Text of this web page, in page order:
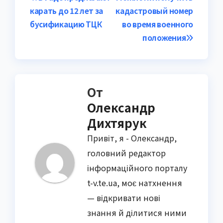
по
кадастровый номер
во время военного
положения
карать до 12 лет за
бусификацию ТЦК
От
Олександр
Дихтярук
Привіт, я - Олександр,
головний редактор
інформаційного порталу
t-v.te.ua, моє натхнення
— відкривати нові
знання й ділитися ними